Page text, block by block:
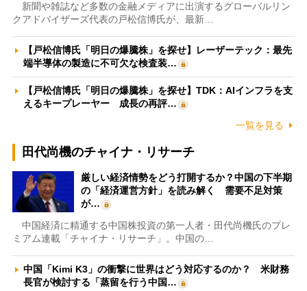
新聞や雑誌など多数の金融メディアに出演するグローバルリン
クアドバイザーズ代表の戸松信博氏が、最新…
【戸松信博氏「明日の爆騰株」を探せ】レーザーテック：最先
端半導体の製造に不可欠な検査装…
【戸松信博氏「明日の爆騰株」を探せ】TDK：AIインフラを支
えるキープレーヤー 成長の再評…
一覧を見る
田代尚機のチャイナ・リサーチ
厳しい経済情勢をどう打開するか？中国の下半期
の「経済運営方針」を読み解く 需要不足対策
が…
中国経済に精通する中国株投資の第一人者・田代尚機氏のプレ
ミアム連載「チャイナ・リサーチ」。中国の…
中国「Kimi K3」の衝撃に世界はどう対応するのか？ 米財務
長官が検討する「蒸留を行う中国…